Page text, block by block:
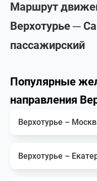
Маршрут
Верхотурье ─
пассажирский
Популярные
направления
Верхотурье –
Верхотурье –